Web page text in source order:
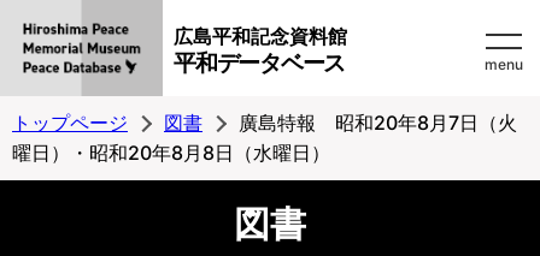
広島平和記念資料館
平和データベース menu
トップページ 図書
廣島特報 昭和20年8月7日（火
曜日）・昭和20年8月8日（水曜日）
図書